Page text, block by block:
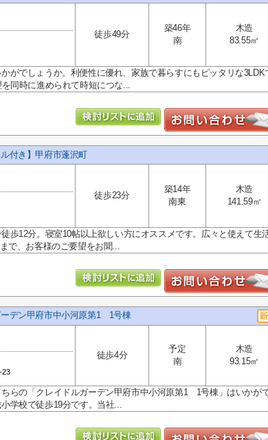
徒歩49分
築46年
南
木造
83.55㎡
がでしょうか。利便性に優れ、家族で暮らすにもピッタリな3LDK
同時に進められて時短につな...
ル付き】甲府市蓬沢町
徒歩23分
築14年
南東
木造
141.59㎡
歩12分。寝室10帖以上欲しい方にオススメです。広々と使えて生
で、お客様のご要望をお聞...
デン甲府市中小河原第1 1号棟
23
徒歩4分
予定
南
木造
93.15㎡
らの「クレイドルガーデン甲府市中小河原第1 1号棟」はいかが
学校で徒歩19分です。当社...